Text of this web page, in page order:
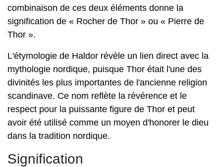
combinaison de ces deux éléments donne la
signification de « Rocher de Thor » ou « Pierre de
Thor ».
L'étymologie de Haldor révèle un lien direct avec la
mythologie nordique, puisque Thor était l'une des
divinités les plus importantes de l'ancienne religion
scandinave. Ce nom reflète la révérence et le
respect pour la puissante figure de Thor et peut
avoir été utilisé comme un moyen d'honorer le dieu
dans la tradition nordique.
Signification